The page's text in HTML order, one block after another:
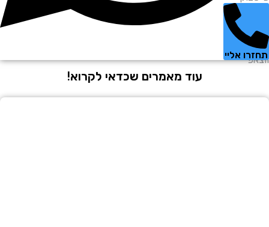
אליי
עוד מאמרים שכדאי לקרוא!